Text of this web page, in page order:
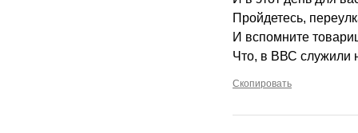
Пройдетесь,
И вспомните
Что, в ВВС служили
Скопировать